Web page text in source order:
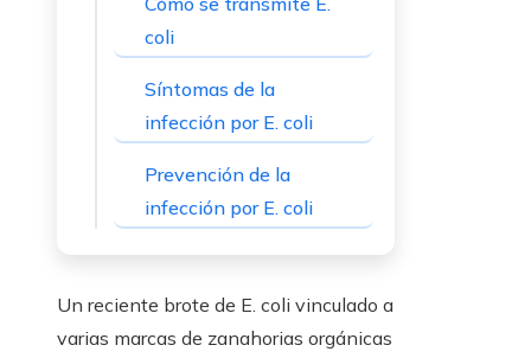
coli
Síntomas de la
infección por E. coli
Prevención de la
infección por E. coli
Un reciente brote de E. coli vinculado a
varias marcas de zanahorias orgánicas